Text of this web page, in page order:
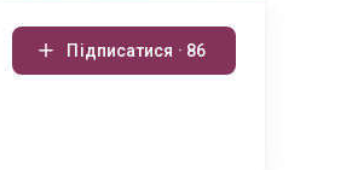
Підписатися · 86